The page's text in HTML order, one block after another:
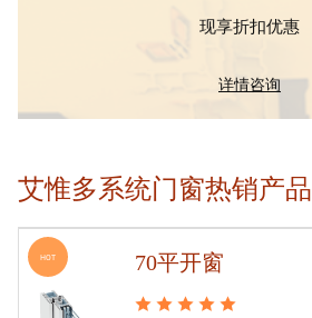
现享折扣优惠
详情咨询
艾惟多系统门窗热销产品
HOT 70平开窗